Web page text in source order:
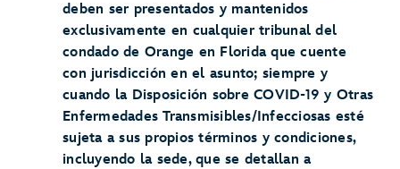
deben ser presentados y mantenidos
exclusivamente en cualquier tribunal del
condado de Orange en Florida que cuente
con jurisdicción en el asunto; siempre y
cuando la Disposición sobre COVID-19 y Otras
Enfermedades Transmisibles/Infecciosas esté
sujeta a sus propios términos y condiciones,
incluyendo la sede, que se detallan a